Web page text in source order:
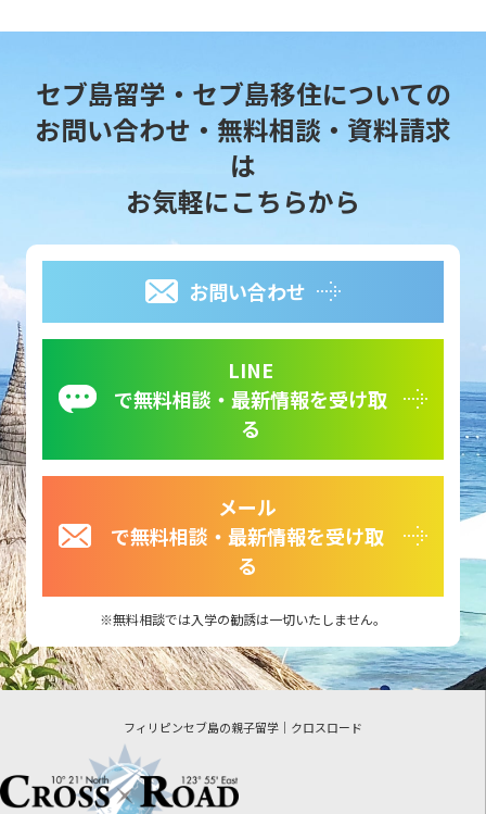
セブ島留学・セブ島移住についての
お問い合わせ・無料相談・資料請求
は
お気軽にこちらから
お問い合わせ
LINE
で無料相談・最新情報を受け取
る
メール
で無料相談・最新情報を受け取
る
無料相談では入学の勧誘は一切いたしません。
フィリピンセブ島の親子留学｜クロスロード